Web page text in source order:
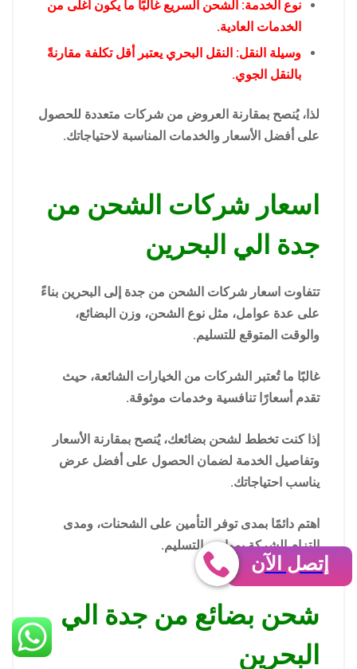
نوع الخدمة: الشحن السريع غالبًا ما يكون أغلى من
الخدمات العادية.
وسيلة النقل: النقل البحري يعتبر أقل تكلفة مقارنةً
بالنقل الجوي.
لذا، يُنصح بمقارنة العروض من شركات متعددة للحصول
على أفضل الأسعار والخدمات المناسبة لاحتياجاتك.
اسعار شركات الشحن من
جدة الي البحرين
تتفاوت اسعار شركات الشحن من جدة إلى البحرين بناءً
على عدة عوامل، مثل نوع الشحن، وزن البضائع،
والوقت المتوقع للتسليم.
غالبًا ما تُعتبر الشركات من الخيارات الشائعة، حيث
تقدم أسعارًا تنافسية وخدمات موثوقة.
إذا كنت تخطط لشحن بضائعك، يُنصح بمقارنة الأسعار
وتفاصيل الخدمة لضمان الحصول على أفضل عرض
يناسب احتياجاتك.
اهتم دائمًا بمدى توفر التأمين على الشحنات، ومدى
التزام الشركة بمواعيد التسليم.
شحن بضائع من جدة الي
البحرين
إتصل الآن